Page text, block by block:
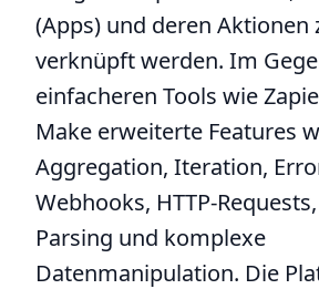
(Apps) und deren Aktionen
verknüpft werden. Im
einfacheren Tools wie
Make erweiterte Features
Aggregation, Iteration,
Webhooks, HTTP-
Parsing und komplexe
Datenmanipulation. Die